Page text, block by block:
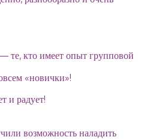
те, кто имеет опыт групповой
«новички»!
и радует!
возможность наладить